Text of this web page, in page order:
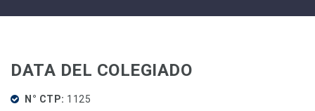
DATA DEL COLEGIADO
N° CTP
1125